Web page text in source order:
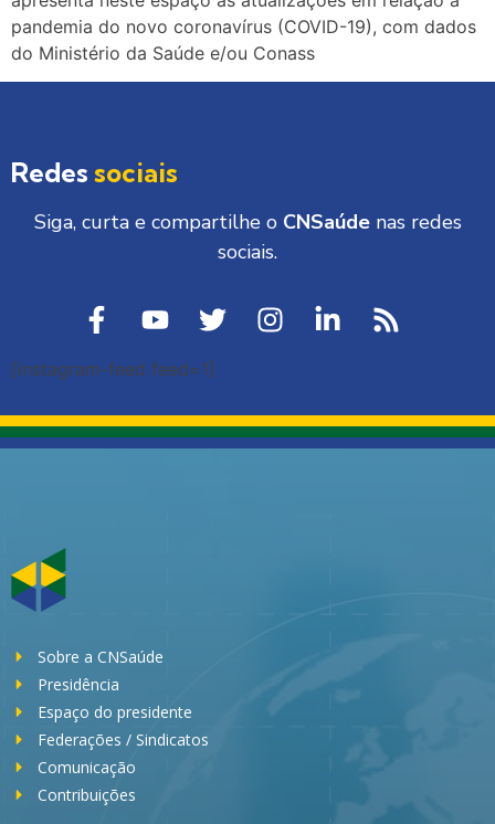
pandemia do novo coronavírus (COVID-19), com dados
do Ministério da Saúde e/ou Conass
Redes sociais
Siga, curta e compartilhe o CNSaúdenas redes
sociais.
[instagram-feed feed=1]
Sobre a CNSaúde
Presidência
Espaço do presidente
Federações / Sindicatos
Comunicação
Contribuições